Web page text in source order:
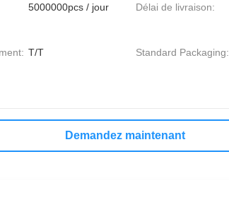
5000000pcs / jour Délai de livraison:
T/T Standard Packaging:
Demandez maintenant